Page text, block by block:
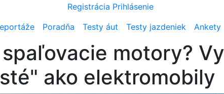
Registrácia Prihlásenie
Poradňa Testy áut Testy jazdeniek Ankety
motory?
ako elektromobily